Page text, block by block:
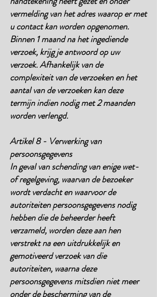
vermelding van het adres waarop er met
u contact kan worden opgenomen.
Binnen 1 maand na het ingediende
verzoek, krijg je antwoord op uw
verzoek. Afhankelijk van de
complexiteit van de verzoeken en het
aantal van de verzoeken kan deze
termijn indien nodig met 2 maanden
worden verlengd.
Artikel 8 - Verwerking van
persoonsgegevens
In geval van schending van enige wet-
of regelgeving, waarvan de bezoeker
wordt verdacht en waarvoor de
autoriteiten persoonsgegevens nodig
hebben die de beheerder heeft
verzameld, worden deze aan hen
verstrekt na een uitdrukkelijk en
gemotiveerd verzoek van die
autoriteiten, waarna deze
persoonsgegevens mitsdien niet meer
onder de bescherming van de